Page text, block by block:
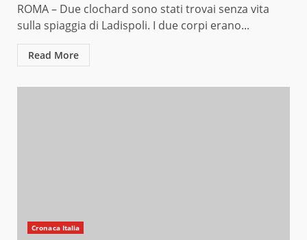
ROMA – Due clochard sono stati trovai senza vita
sulla spiaggia di Ladispoli. I due corpi erano...
Read More
Cronaca Italia